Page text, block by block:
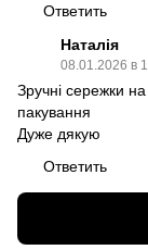
Ответить
Наталія
08.01.2026 в
Зручні сережки
пакування
Дуже дякую
Ответить